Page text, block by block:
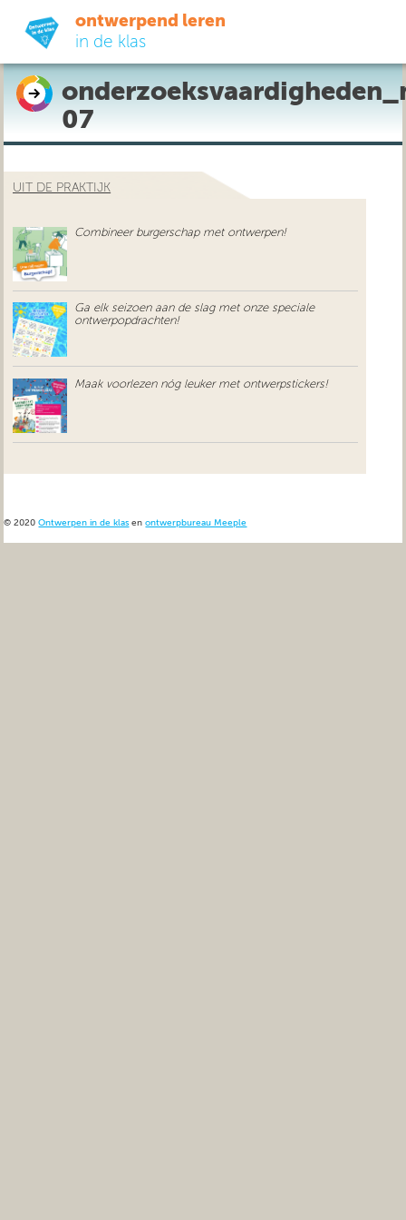
ontwerpend leren
in de klas
ready-to-go
do-it-yourself
uit de praktijk
over ons
07
UIT DE PRAKTIJK
Combineer burgerschap met ontwerpen!
Ga elk seizoen aan de slag met onze speciale
ontwerpopdrachten!
Maak voorlezen nóg leuker met ontwerpstickers!
© 2020Ontwerpen in de klas enontwerpbureau Meeple